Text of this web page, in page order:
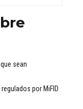
sean
regulados por MiFID